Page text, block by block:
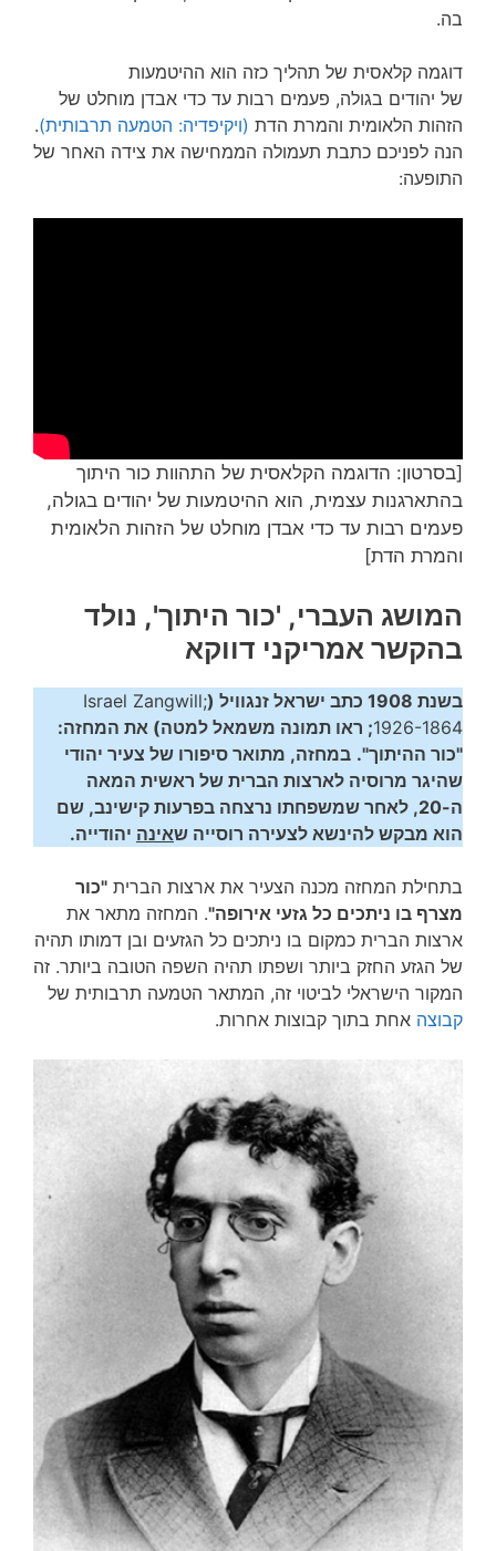
בה.
דוגמה קלאסית של תהליך כזה הוא ההיטמעות
של יהודים בגולה, פעמים רבות עד כדי אבדן מוחלט של
הזהות הלאומית והמרת הדת (ויקיפדיה: הטמעה תרבותית).
הנה לפניכם כתבת תעמולה הממחישה את צידה האחר של
התופעה:
[בסרטון: הדוגמה הקלאסית של התהוות כור היתוך
בהתארגנות עצמית, הוא ההיטמעות של יהודים בגולה,
פעמים רבות עד כדי אבדן מוחלט של הזהות הלאומית
והמרת הדת]
המושג העברי, 'כור היתוך', נולד
בהקשר אמריקני דווקא
בשנת 1908 כתב ישראל זנגוויל (
Israel Zangwill;
1926-1864; ראו תמונה משמאל למטה) את המחזה:
"כור ההיתוך". במחזה, מתואר סיפורו של צעיר יהודי
שהיגר מרוסיה לארצות הברית של ראשית המאה
ה-20, לאחר שמשפחתו נרצחה בפרעות קישינב, שם
הוא מבקש להינשא לצעירה רוסייה שאינה יהודייה.
בתחילת המחזה מכנה הצעיר את ארצות הברית "כור
מצרף בו ניתכים כל גזעי אירופה". המחזה מתאר את
ארצות הברית כמקום בו ניתכים כל הגזעים ובן דמותו תהיה
של הגזע החזק ביותר ושפתו תהיה השפה הטובה ביותר. זה
המקור הישראלי לביטוי זה, המתאר הטמעה תרבותית של
קבוצה אחת בתוך קבוצות אחרות.